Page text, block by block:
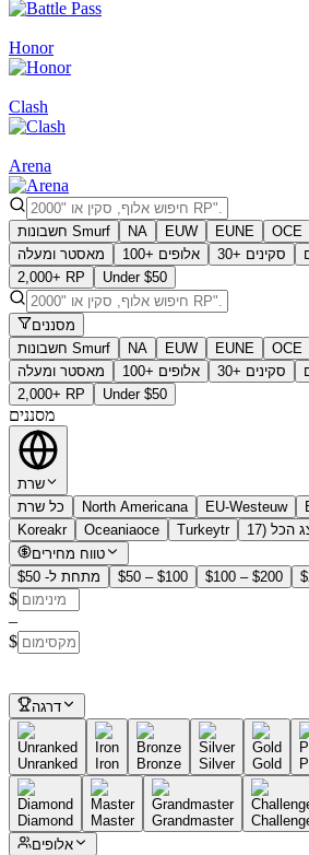
Honor
Clash
Arena
חשבונות Smurf NA EUW EUNE OCE
מאסטר ומעלה
100+ אלופים 30+ סקינים
2,000+ RP
Under $50
מסננים
חשבונות Smurf
NA EUW EUNE OCE
מאסטר ומעלה
100+ אלופים 30+ סקינים
2,000+ RP
Under $50
מסננים
שרת
כל שרת
North Americana EU-Westeuw
Koreakr Oceaniaoce Turkeytr
טווח מחירים
מתחת ל- $50
$50 – $100 $100 – $200
$
–
$
דרגה
Unranked Iron Bronze Silver Gold
Diamond Master Grandmaster
אלופים